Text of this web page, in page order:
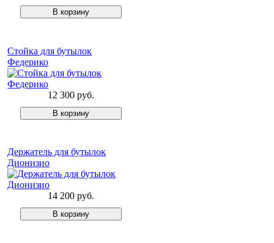
Стойка для бутылок
Федерико
12 300 руб.
Держатель для бутылок
Дионизио
14 200 руб.